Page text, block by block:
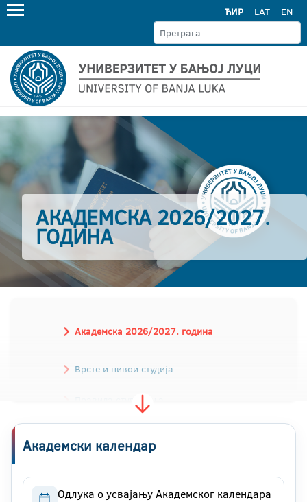
ЋИР LAT EN
АКАДЕМСКА 2026/2027.
ГОДИНА
Академска 2026/2027. година
Врсте и нивои студија
Контакт
Академски календар
Одлука о усвајању Академског календара